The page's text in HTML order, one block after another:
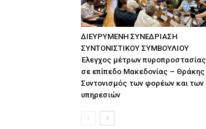
ΔΙΕΥΡΥΜΕΝΗ ΣΥΝΕΔΡΙΑΣΗ
ΣΥΝΤΟΝΙΣΤΙΚΟΥ ΣΥΜΒΟΥΛΙΟΥ
Έλεγχος μέτρων πυροπροστασίας
σε επίπεδο Μακεδονίας – Θράκης
Συντονισμός των φορέων και των
υπηρεσιών